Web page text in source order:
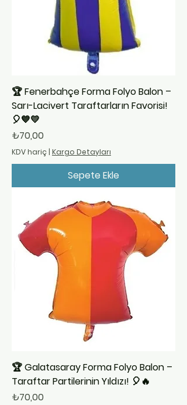
🏆 Fenerbahçe Forma Folyo Balon –
Sarı-Lacivert Taraftarların Favorisi!
🎈💙💛
Fiyat
₺70,00
KDV hariç | Kargo Detayları
Sepete Ekle
🏆 Galatasaray Forma Folyo Balon –
Taraftar Partilerinin Yıldızı! 🎈🔥
Fiyat
₺70,00